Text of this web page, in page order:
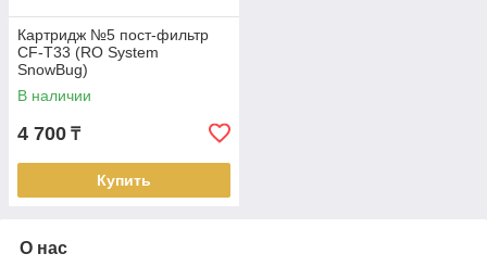
Картридж №5 пост-фильтр
CF-T33 (RO System
SnowBug)
В наличии
4 700 ₸
Купить
О нас